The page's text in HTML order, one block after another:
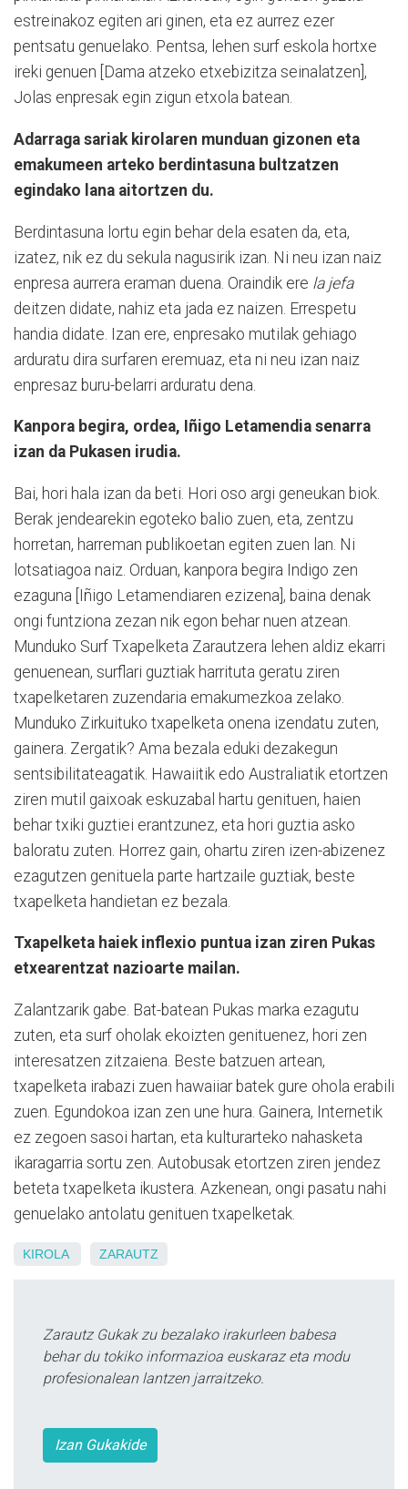
estreinakoz egiten ari ginen, eta ez aurrez ezer
pentsatu genuelako. Pentsa, lehen surf eskola hortxe
ireki genuen [Dama atzeko etxebizitza seinalatzen],
Jolas enpresak egin zigun etxola batean.
Adarraga sariak kirolaren munduan gizonen eta
emakumeen arteko berdintasuna bultzatzen
egindako lana aitortzen du.
Berdintasuna lortu egin behar dela esaten da, eta,
izatez, nik ez du sekula nagusirik izan. Ni neu izan naiz
enpresa aurrera eraman duena. Oraindik ere la jefa
deitzen didate, nahiz eta jada ez naizen. Errespetu
handia didate. Izan ere, enpresako mutilak gehiago
arduratu dira surfaren eremuaz, eta ni neu izan naiz
enpresaz buru-belarri arduratu dena.
Kanpora begira, ordea, Iñigo Letamendia senarra
izan da Pukasen irudia.
Bai, hori hala izan da beti. Hori oso argi geneukan biok.
Berak jendearekin egoteko balio zuen, eta, zentzu
horretan, harreman publikoetan egiten zuen lan. Ni
lotsatiagoa naiz. Orduan, kanpora begira Indigo zen
ezaguna [Iñigo Letamendiaren ezizena], baina denak
ongi funtziona zezan nik egon behar nuen atzean.
Munduko Surf Txapelketa Zarautzera lehen aldiz ekarri
genuenean, surflari guztiak harrituta geratu ziren
txapelketaren zuzendaria emakumezkoa zelako.
Munduko Zirkuituko txapelketa onena izendatu zuten,
gainera. Zergatik? Ama bezala eduki dezakegun
sentsibilitateagatik. Hawaiitik edo Australiatik etortzen
ziren mutil gaixoak eskuzabal hartu genituen, haien
behar txiki guztiei erantzunez, eta hori guztia asko
baloratu zuten. Horrez gain, ohartu ziren izen-abizenez
ezagutzen genituela parte hartzaile guztiak, beste
txapelketa handietan ez bezala.
Txapelketa haiek inflexio puntua izan ziren Pukas
etxearentzat nazioarte mailan.
Zalantzarik gabe. Bat-batean Pukas marka ezagutu
zuten, eta surf oholak ekoizten genituenez, hori zen
interesatzen zitzaiena. Beste batzuen artean,
txapelketa irabazi zuen hawaiiar batek gure ohola erabili
zuen. Egundokoa izan zen une hura. Gainera, Internetik
ez zegoen sasoi hartan, eta kulturarteko nahasketa
ikaragarria sortu zen. Autobusak etortzen ziren jendez
beteta txapelketa ikustera. Azkenean, ongi pasatu nahi
genuelako antolatu genituen txapelketak.
KIROLA ZARAUTZ
Zarautz Gukak zu bezalako irakurleen babesa
behar du tokiko informazioa euskaraz eta modu
profesionalean lantzen jarraitzeko.
Izan Gukakide